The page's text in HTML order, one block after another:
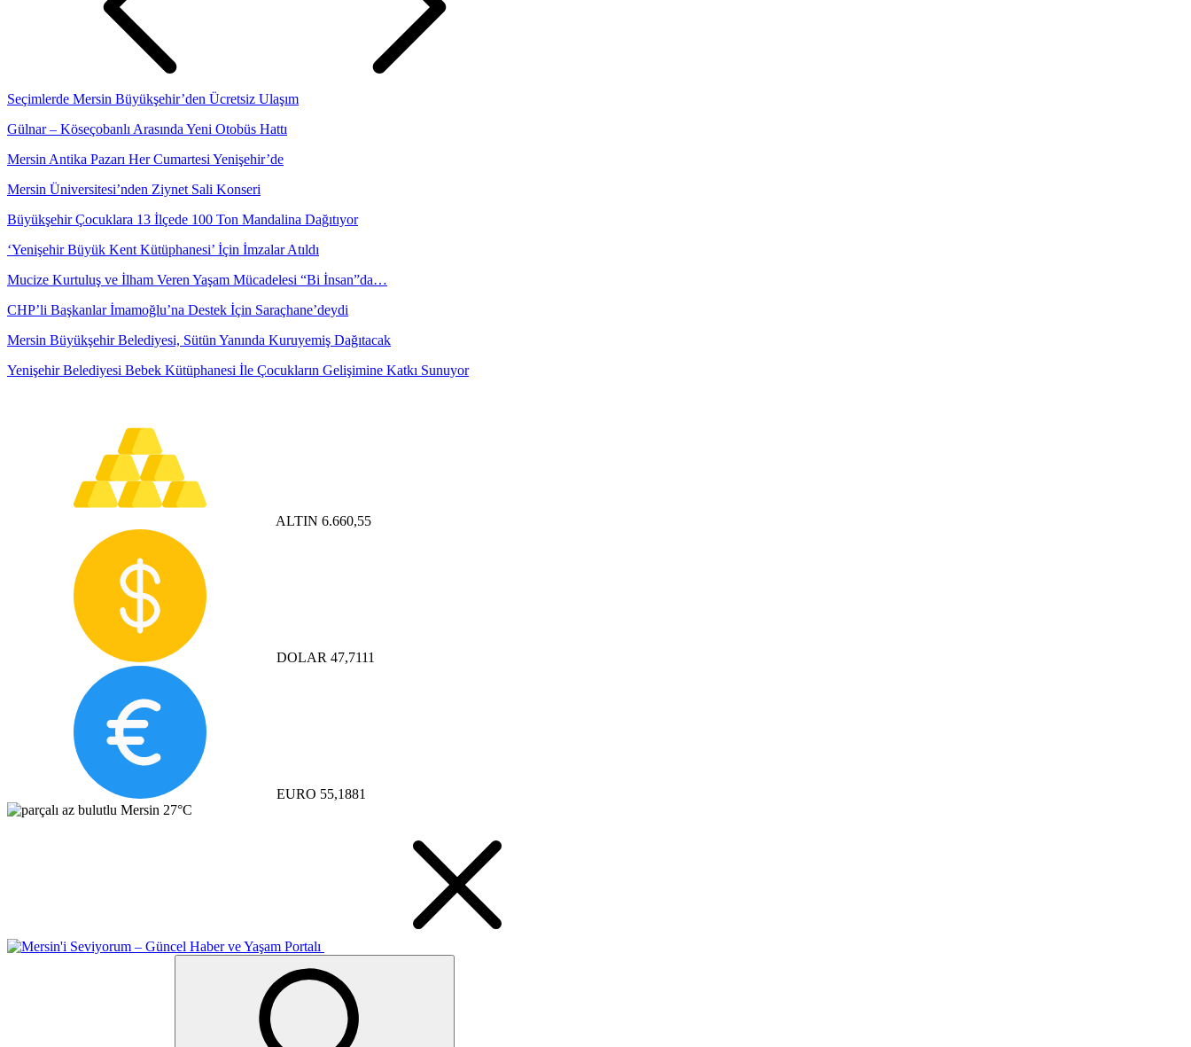
Seçimlerde Mersin Büyükşehir’den Ücretsiz Ulaşım
Gülnar – Köseçobanlı Arasında Yeni Otobüs Hattı
Mersin Antika Pazarı Her Cumartesi Yenişehir’de
Mersin Üniversitesi’nden Ziynet Sali Konseri
Büyükşehir Çocuklara 13 İlçede 100 Ton Mandalina Dağıtıyor
‘Yenişehir Büyük Kent Kütüphanesi’ İçin İmzalar Atıldı
Mucize Kurtuluş ve İlham Veren Yaşam Mücadelesi “Bi İnsan”da…
CHP’li Başkanlar İmamoğlu’na Destek İçin Saraçhane’deydi
Mersin Büyükşehir Belediyesi, Sütün Yanında Kuruyemiş Dağıtacak
Yenişehir Belediyesi Bebek Kütüphanesi İle Çocukların Gelişimine Katkı Sunuyor
ALTIN 6.660,55
DOLAR 47,7111
EURO 55,1881
Mersin 27°C